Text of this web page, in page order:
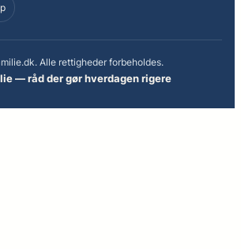
Alle rettigheder forbeholdes.
— råd der gør hverdagen rigere